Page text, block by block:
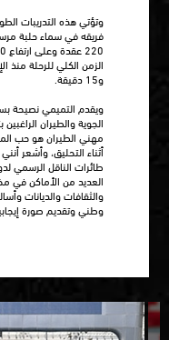
وتؤتي هذه التدريبات
فريقه في سماء حلبة
الزمن الكلي للرحلة منذ
و15 دقيقة.
ويقدم التميمي نصيحة
الجوية والطيران
مهني الطيران هو حب
أثناء التحليق، وأشعر
طائرات الناقل الرسمي
العديد من الأماكن في
والثقافات والديانات
وطني وتقديم صورة